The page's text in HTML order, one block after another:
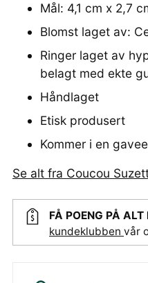
Mål: 4,1 cm x 2,7
Blomst laget av:
Ringer laget av
belagt med ekte
Håndlaget
Etisk produsert
Kommer i en
Se alt fra Coucou
FÅ POENG PÅ ALT
kundeklubben vår